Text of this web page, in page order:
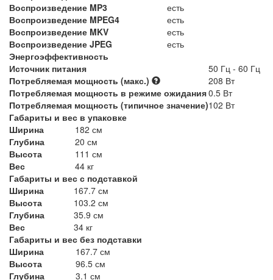
Воспроизведение MP3
есть
Воспроизведение MPEG4
есть
Воспроизведение MKV
есть
Воспроизведение JPEG
есть
Энергоэффективность
Источник питания
50 Гц - 60 Гц
Потребляемая мощность (макс.)
208 Вт
Потребляемая мощность в режиме ожидания0.5 Вт
Потребляемая мощность (типичное значение)102 Вт
Габариты и вес в упаковке
Ширина
182 см
Глубина
20 см
Высота
111 см
Вес
44 кг
Габариты и вес с подставкой
Ширина
167.7 см
Высота
103.2 см
Глубина
35.9 см
Вес
34 кг
Габариты и вес без подставки
Ширина
167.7 см
Высота
96.5 см
Глубина
3.1 см